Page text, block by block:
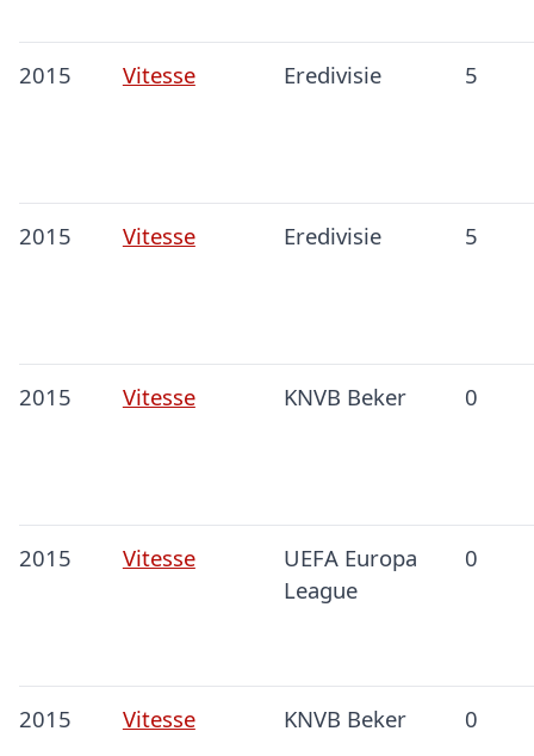
2015 Vitesse Eredivisie 5
2015 Vitesse Eredivisie 5
2015 Vitesse KNVB Beker 0
2015 Vitesse
UEFA Europa
League
0
2015 Vitesse KNVB Beker 0